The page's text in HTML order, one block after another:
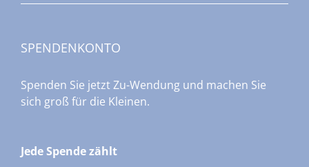
SPENDENKONTO
Spenden Sie jetzt Zu-Wendung und machen Sie
sich groß für die Kleinen.
Jede Spende zählt